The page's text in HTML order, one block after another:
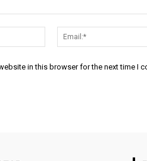
Name:*
in this browser for the next time I